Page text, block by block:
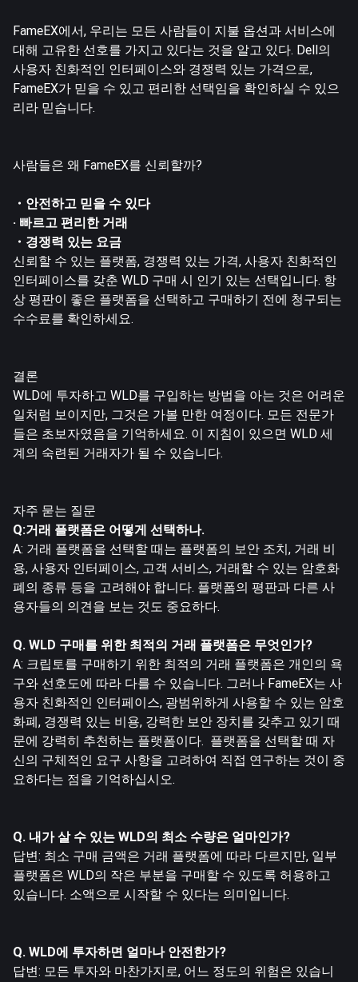
FameEX에서, 우리는 모든 사람들이 지불 옵션과 서비스에
대해 고유한 선호를 가지고 있다는 것을 알고 있다. Dell의
사용자 친화적인 인터페이스와 경쟁력 있는 가격으로,
FameEX가 믿을 수 있고 편리한 선택임을 확인하실 수 있으
리라 믿습니다.
사람들은 왜 FameEX를 신뢰할까?
・안전하고 믿을 수 있다
· 빠르고 편리한 거래
・경쟁력 있는 요금
신뢰할 수 있는 플랫폼, 경쟁력 있는 가격, 사용자 친화적인
인터페이스를 갖춘 WLD 구매 시 인기 있는 선택입니다. 항
상 평판이 좋은 플랫폼을 선택하고 구매하기 전에 청구되는
수수료를 확인하세요.
결론
WLD에 투자하고 WLD를 구입하는 방법을 아는 것은 어려운
일처럼 보이지만, 그것은 가볼 만한 여정이다. 모든 전문가
들은 초보자였음을 기억하세요. 이 지침이 있으면 WLD 세
계의 숙련된 거래자가 될 수 있습니다.
자주 묻는 질문
Q:거래 플랫폼은 어떻게 선택하나.
A: 거래 플랫폼을 선택할 때는 플랫폼의 보안 조치, 거래 비
용, 사용자 인터페이스, 고객 서비스, 거래할 수 있는 암호화
폐의 종류 등을 고려해야 합니다. 플랫폼의 평판과 다른 사
용자들의 의견을 보는 것도 중요하다.
Q. WLD 구매를 위한 최적의 거래 플랫폼은 무엇인가?
A: 크립토를 구매하기 위한 최적의 거래 플랫폼은 개인의 욕
구와 선호도에 따라 다를 수 있습니다. 그러나 FameEX는 사
용자 친화적인 인터페이스, 광범위하게 사용할 수 있는 암호
화폐, 경쟁력 있는 비용, 강력한 보안 장치를 갖추고 있기 때
문에 강력히 추천하는 플랫폼이다. 플랫폼을 선택할 때 자
신의 구체적인 요구 사항을 고려하여 직접 연구하는 것이 중
요하다는 점을 기억하십시오.
Q. 내가 살 수 있는 WLD의 최소 수량은 얼마인가?
답변: 최소 구매 금액은 거래 플랫폼에 따라 다르지만, 일부
플랫폼은 WLD의 작은 부분을 구매할 수 있도록 허용하고
있습니다. 소액으로 시작할 수 있다는 의미입니다.
Q. WLD에 투자하면 얼마나 안전한가?
답변: 모든 투자와 마찬가지로, 어느 정도의 위험은 있습니